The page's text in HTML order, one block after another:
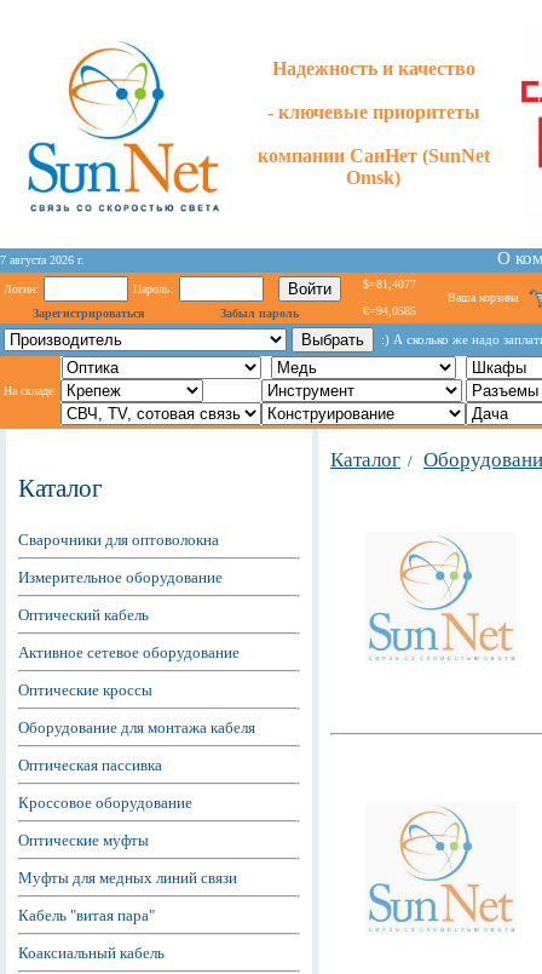
Надежность и качество
- ключевые приоритеты
компании СанНет (SunNet
Omsk)
7 августа 2026 г. О
Логин:
Пароль:
Зарегистрироваться
Забыл пароль
$=81,4077
€=94,0585
Ваша корзина
:) А сколько же надо
На складе:
Каталог
Сварочники для оптоволокна
Измерительное оборудование
Оптический кабель
Активное сетевое оборудование
Оптические кроссы
Оборудование для монтажа кабеля
Оптическая пассивка
Кроссовое оборудование
Оптические муфты
Муфты для медных линий связи
Кабель "витая пара"
Коаксиальный кабель
Каталог /